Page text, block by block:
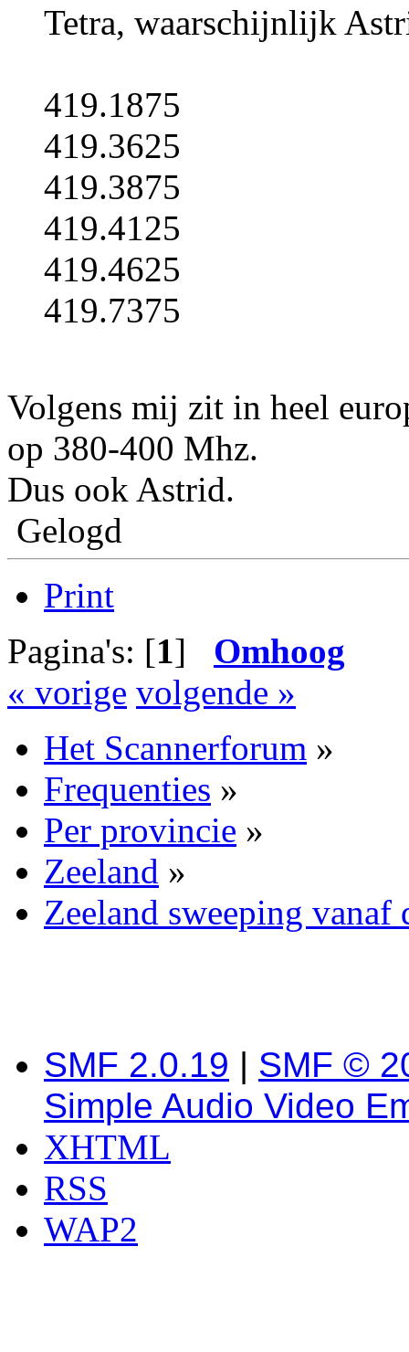
Tetra, waarschijnlijk
419.1875
419.3625
419.3875
419.4125
419.4625
419.7375
Volgens mij zit in heel
op 380-400 Mhz.
Dus ook Astrid.
Gelogd
Print
Pagina's: [1] Omhoog
« vorige volgende »
Het Scannerforum »
Frequenties »
Per provincie »
Zeeland »
Zeeland sweeping vanaf
SMF 2.0.19 | SMF ©
Simple Audio Video
XHTML
RSS
WAP2